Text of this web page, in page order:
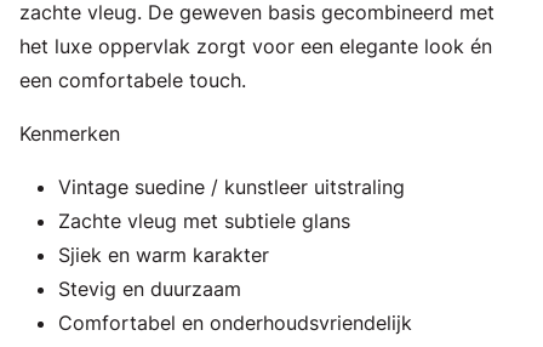
zachte vleug. De geweven basis gecombineerd met
het luxe oppervlak zorgt voor een elegante look én
een comfortabele touch.
Kenmerken
Vintage suedine / kunstleer uitstraling
Zachte vleug met subtiele glans
Sjiek en warm karakter
Stevig en duurzaam
Comfortabel en onderhoudsvriendelijk